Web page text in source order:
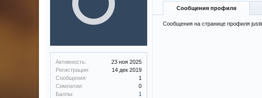
Активность:
23 ноя 2025
Регистрация:
14 дек 2019
Сообщения:
1
Симпатии:
0
Баллы:
1
Сообщения профиля
Сообщения на странице профиля